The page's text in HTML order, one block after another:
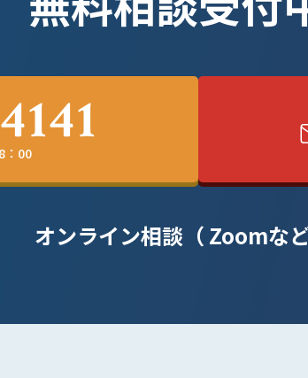
：00
オンライン相談（ Zoomな